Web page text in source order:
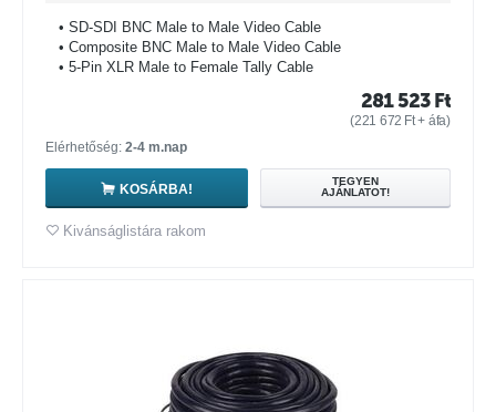
• SD-SDI BNC Male to Male Video Cable
• Composite BNC Male to Male Video Cable
• 5-Pin XLR Male to Female Tally Cable
281 523 Ft
(221 672 Ft+ áfa)
Elérhetőség: 2-4 m.nap
KOSÁRBA!
TEGYEN
AJÁNLATOT!
Kivánságlistára rakom